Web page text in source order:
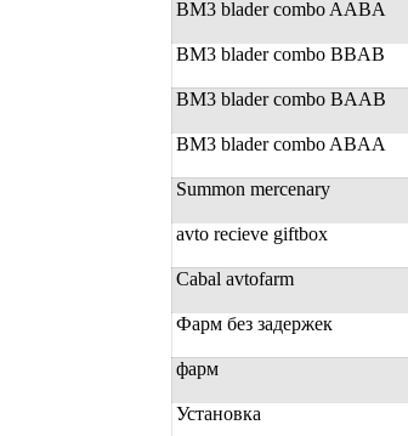
BM3 blader combo AABA
BM3 blader combo BBAB
BM3 blader combo BAAB
BM3 blader combo ABAA
Summon mercenary
avto recieve giftbox
Cabal avtofarm
Фарм без задержек
фарм
Установка